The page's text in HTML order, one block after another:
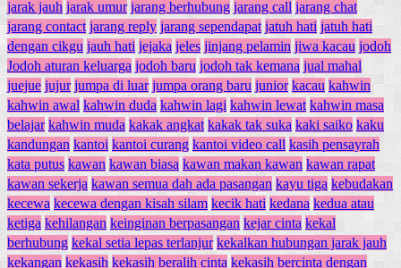
jarak jauh jarak umur jarang berhubung jarang call jarang chat
jarang contact jarang reply jarang sependapat jatuh hati jatuh hati
dengan cikgu jauh hati jejaka jeles jinjang pelamin jiwa kacau jodoh
Jodoh aturan keluarga jodoh baru jodoh tak kemana jual mahal
juejue jujur jumpa di luar jumpa orang baru junior kacau kahwin
kahwin awal kahwin duda kahwin lagi kahwin lewat kahwin masa
belajar kahwin muda kakak angkat kakak tak suka kaki saiko kaku
kandungan kantoi kantoi curang kantoi video call kasih pensayrah
kata putus kawan kawan biasa kawan makan kawan kawan rapat
kawan sekerja kawan semua dah ada pasangan kayu tiga kebudakan
kecewa kecewa dengan kisah silam kecik hati kedana kedua atau
ketiga kehilangan keinginan berpasangan kejar cinta kekal
berhubung kekal setia lepas terlanjur kekalkan hubungan jarak jauh
kekangan kekasih kekasih beralih cinta kekasih bercinta dengan